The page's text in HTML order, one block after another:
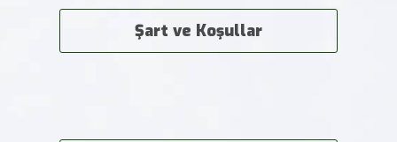
Şart ve Koşullar